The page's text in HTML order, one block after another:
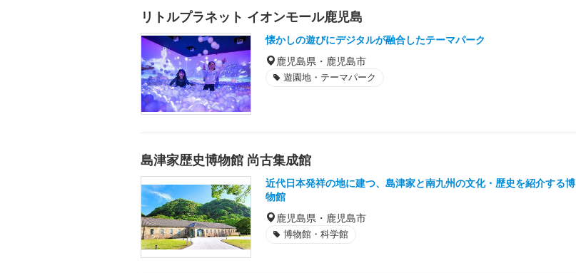
リトルプラネット イオンモール鹿児島
懐かしの遊びにデジタルが融合したテーマパーク
鹿児島県・鹿児島市
遊園地・テーマパーク
島津家歴史博物館 尚古集成館
近代日本発祥の地に建つ、島津家と南九州の文化・歴史を紹介する博
物館
鹿児島県・鹿児島市
博物館・科学館